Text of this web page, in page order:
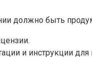
должно быть
и инструкции для